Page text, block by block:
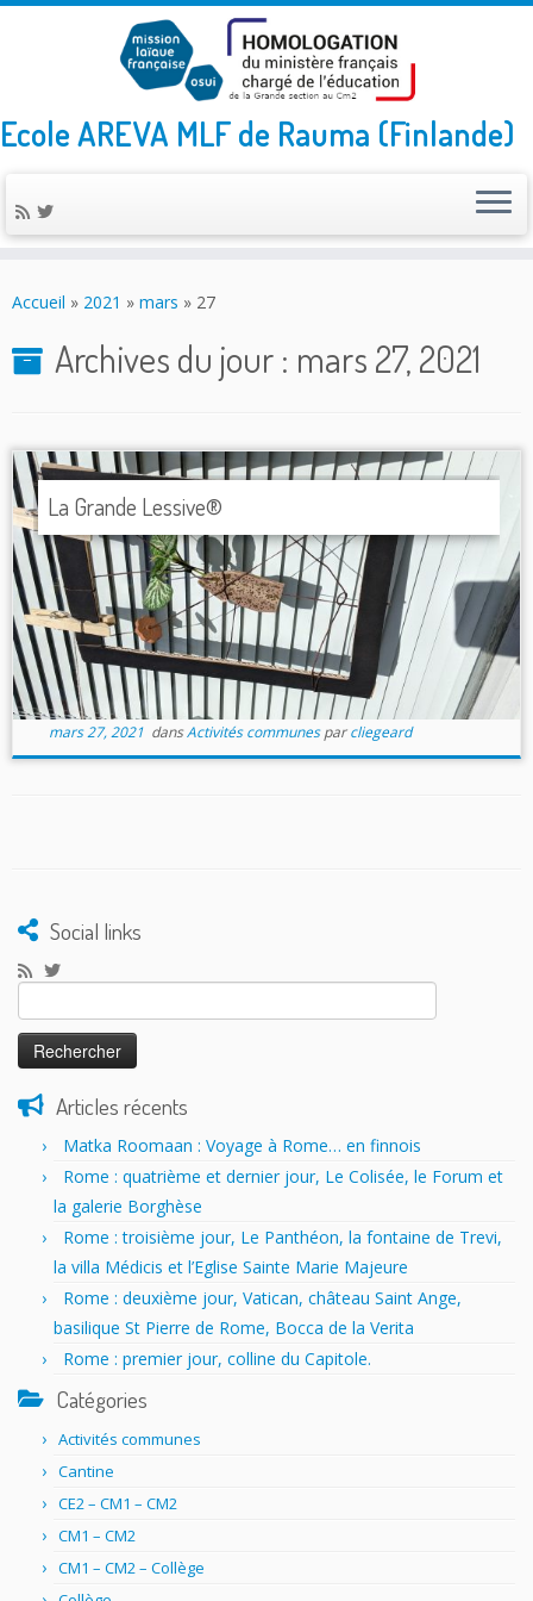
to
Ecole AREVA MLF de Rauma (Finlande)
Accueil » 2021 » mars » 27
Archives du jour : mars 27, 2021
La Grande Lessive®
mars 27, 2021dansActivités communesparcliegeard
Social links
Rechercher :
Articles récents
Matka Roomaan : Voyage à Rome… en finnois
Rome : quatrième et dernier jour, Le Colisée, le Forum et
la galerie Borghèse
Rome : troisième jour, Le Panthéon, la fontaine de Trevi,
la villa Médicis et l’Eglise Sainte Marie Majeure
Rome : deuxième jour, Vatican, château Saint Ange,
basilique St Pierre de Rome, Bocca de la Verita
Rome : premier jour, colline du Capitole.
Catégories
Activités communes
Cantine
CE2 – CM1 – CM2
CM1 – CM2
CM1 – CM2 – Collège